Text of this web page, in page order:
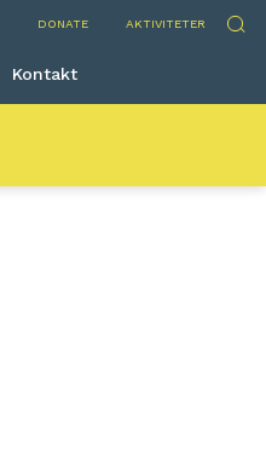
DONATE AKTIVITETER Sök
Kontakt